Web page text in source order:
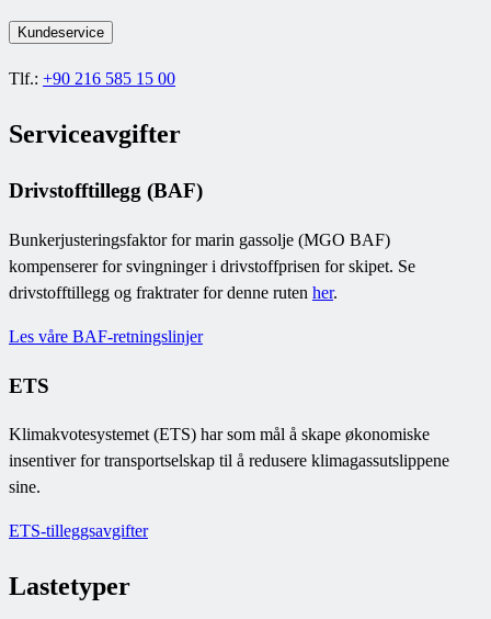
Kundeservice
Tlf.: +90 216 585 15 00
Serviceavgifter
Drivstofftillegg (BAF)
Bunkerjusteringsfaktor for marin gassolje (MGO BAF)
kompenserer for svingninger i drivstoffprisen for skipet. Se
drivstofftillegg og fraktrater for denne ruten her.
Les våre BAF-retningslinjer
ETS
Klimakvotesystemet (ETS) har som mål å skape økonomiske
insentiver for transportselskap til å redusere klimagassutslippene
sine.
ETS-tilleggsavgifter
Lastetyper